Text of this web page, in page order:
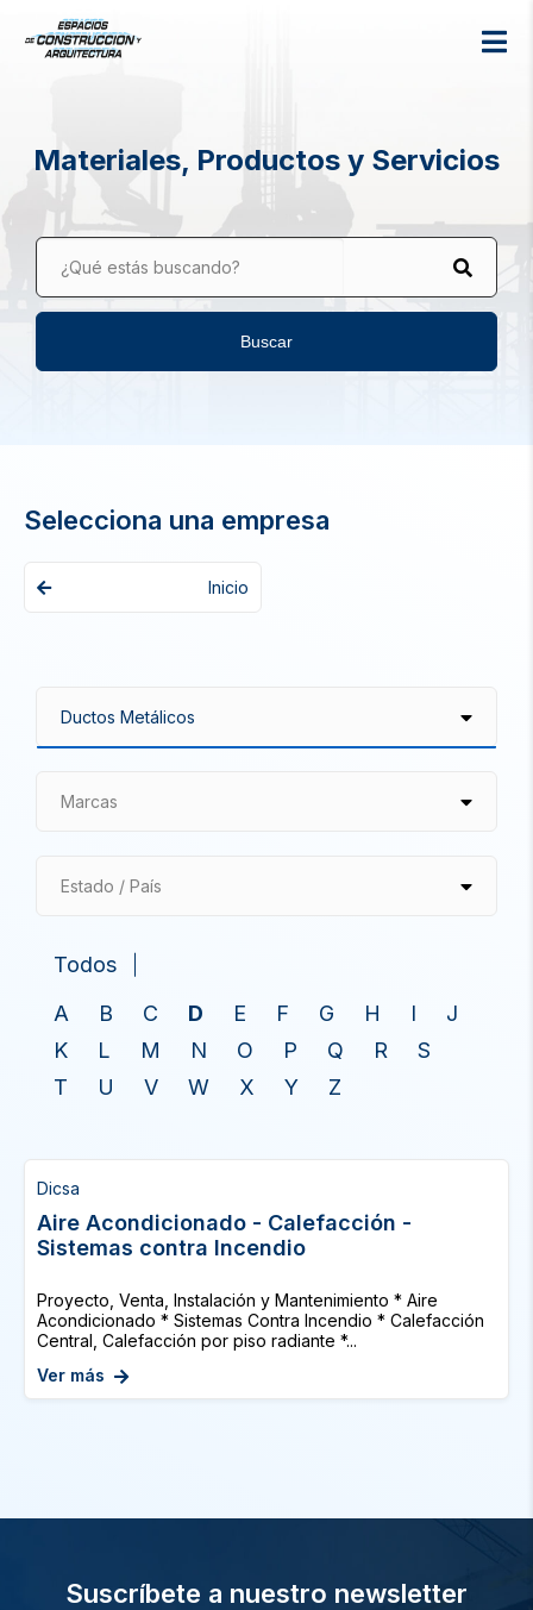
Materiales, Productos y Servicios
¿Qué estás buscando?
Buscar
Selecciona una empresa
Inicio
Marcas
Estado / País
Todos
A
B C D E F G H I
J
K
L M N O P Q R
S
T
U V W X Y Z
Dicsa
Aire Acondicionado - Calefacción -
Sistemas contra Incendio
Proyecto, Venta, Instalación y Mantenimiento * Aire
Acondicionado * Sistemas Contra Incendio * Calefacción
Central, Calefacción por piso radiante *...
Ver más
Suscríbete a nuestro newsletter